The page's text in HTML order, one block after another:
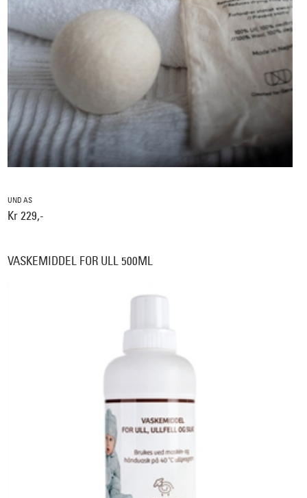
UND AS
Kr 229,-
VASKEMIDDEL FOR ULL 500ML